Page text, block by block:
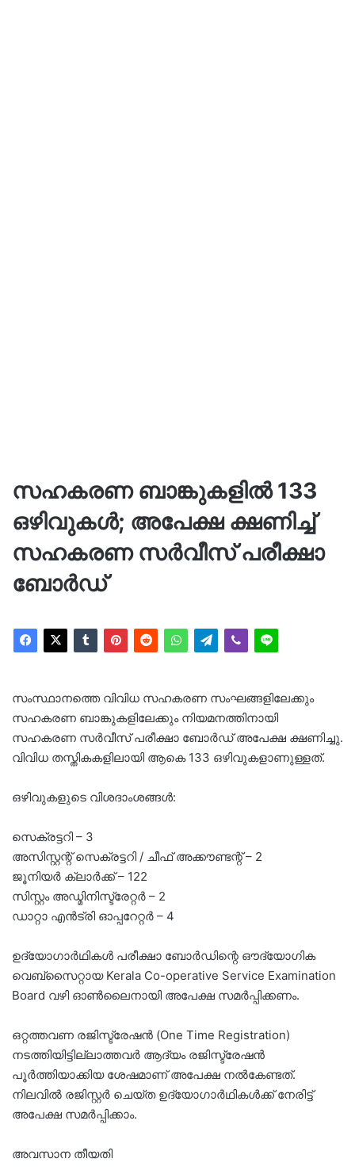
സഹകരണ ബാങ്കുകളിൽ 133
ഒഴിവുകൾ; അപേക്ഷ ക്ഷണിച്ച്
സഹകരണ സർവീസ് പരീക്ഷാ
ബോർഡ്
സംസ്ഥാനത്തെ വിവിധ സഹകരണ സംഘങ്ങളിലേക്കും
സഹകരണ ബാങ്കുകളിലേക്കും നിയമനത്തിനായി
സഹകരണ സർവീസ് പരീക്ഷാ ബോർഡ് അപേക്ഷ ക്ഷണിച്ചു.
വിവിധ തസ്തികകളിലായി ആകെ 133 ഒഴിവുകളാണുള്ളത്.
ഒഴിവുകളുടെ വിശദാംശങ്ങൾ:
സെക്രട്ടറി – 3
അസിസ്റ്റന്റ് സെക്രട്ടറി / ചീഫ് അക്കൗണ്ടന്റ് – 2
ജൂനിയർ ക്ലാർക്ക് – 122
സിസ്റ്റം അഡ്മിനിസ്ട്രേറ്റർ – 2
ഡാറ്റാ എൻട്രി ഓപ്പറേറ്റർ – 4
ഉദ്യോഗാർഥികൾ പരീക്ഷാ ബോർഡിന്റെ ഔദ്യോഗിക
വെബ്സൈറ്റായ Kerala Co-operative Service Examination
Board വഴി ഓൺലൈനായി അപേക്ഷ സമർപ്പിക്കണം.
ഒറ്റത്തവണ രജിസ്ട്രേഷൻ (One Time Registration)
നടത്തിയിട്ടില്ലാത്തവർ ആദ്യം രജിസ്ട്രേഷൻ
പൂർത്തിയാക്കിയ ശേഷമാണ് അപേക്ഷ നൽകേണ്ടത്.
നിലവിൽ രജിസ്റ്റർ ചെയ്ത ഉദ്യോഗാർഥികൾക്ക് നേരിട്ട്
അപേക്ഷ സമർപ്പിക്കാം.
അവസാന തീയതി